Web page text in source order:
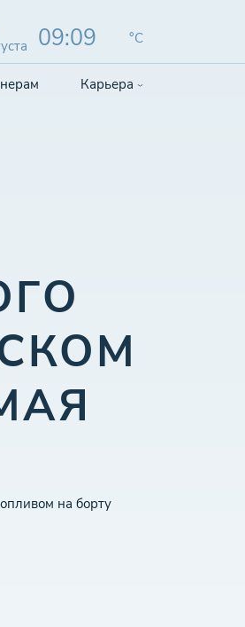
09:09 °C
Карьера
на борту